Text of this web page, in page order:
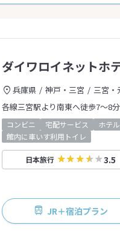
ダイワロイネットホ
兵庫県 神戸・三宮
三宮・
各線三宮駅より南東へ徒歩7～8分
コンビニ 宅配サービス ホテル
館内に車いす利用トイレ
日本旅行 3.5
JR＋宿泊プラン